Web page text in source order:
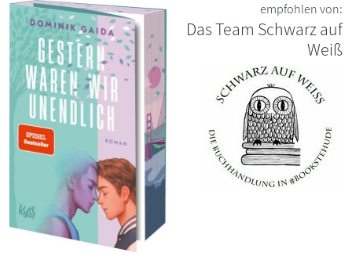
empfohlen von:
Das Team Schwarz auf
Weiß